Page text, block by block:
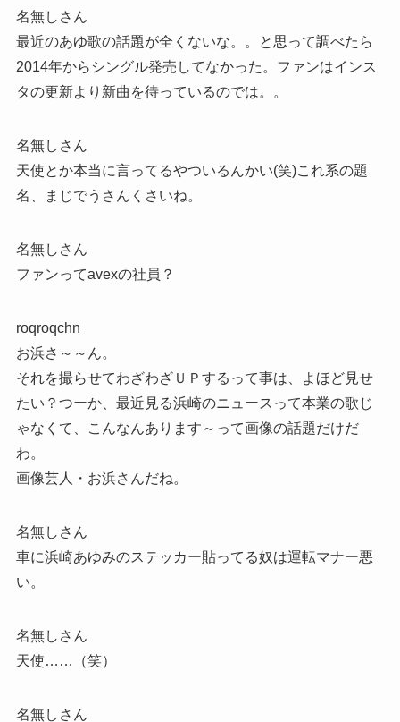
名無しさん
最近のあゆ歌の話題が全くないな。。と思って調べたら
2014年からシングル発売してなかった。ファンはインス
タの更新より新曲を待っているのでは。。
名無しさん
天使とか本当に言ってるやついるんかい(笑)これ系の題
名、まじでうさんくさいね。
名無しさん
ファンってavexの社員？
roqroqchn
お浜さ～～ん。
それを撮らせてわざわざＵＰするって事は、よほど見せ
たい？つーか、最近見る浜崎のニュースって本業の歌じ
ゃなくて、こんなんあります～って画像の話題だけだ
わ。
画像芸人・お浜さんだね。
名無しさん
車に浜崎あゆみのステッカー貼ってる奴は運転マナー悪
い。
名無しさん
天使……（笑）
名無しさん